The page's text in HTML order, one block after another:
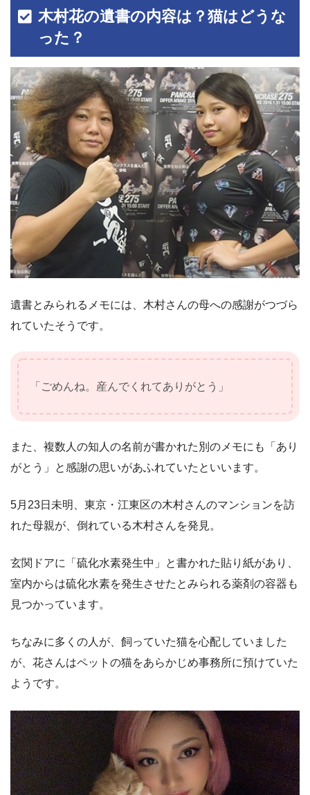
木村花の遺書の内容は？猫はどうな
った？
遺書とみられるメモには、木村さんの母への感謝がつづら
れていたそうです。
「ごめんね。産んでくれてありがとう」
また、複数人の知人の名前が書かれた別のメモにも「あり
がとう」と感謝の思いがあふれていたといいます。
5月23日未明、東京・江東区の木村さんのマンションを訪
れた母親が、倒れている木村さんを発見。
玄関ドアに「硫化水素発生中」と書かれた貼り紙があり、
室内からは硫化水素を発生させたとみられる薬剤の容器も
見つかっています。
ちなみに多くの人が、飼っていた猫を心配していました
が、花さんはペットの猫をあらかじめ事務所に預けていた
ようです。